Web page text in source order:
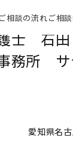
ご相談の流れご相
士 石田
務所 サ
愛知県名